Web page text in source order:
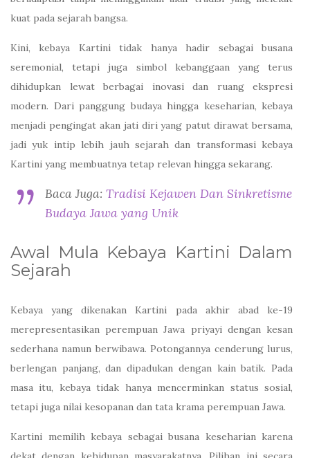
kuat pada sejarah bangsa.
Kini, kebaya Kartini tidak hanya hadir sebagai busana
seremonial, tetapi juga simbol kebanggaan yang terus
dihidupkan lewat berbagai inovasi dan ruang ekspresi
modern. Dari panggung budaya hingga keseharian, kebaya
menjadi pengingat akan jati diri yang patut dirawat bersama,
jadi yuk intip lebih jauh sejarah dan transformasi kebaya
Kartini yang membuatnya tetap relevan hingga sekarang.
Baca Juga: Tradisi Kejawen Dan Sinkretisme
Budaya Jawa yang Unik
Awal Mula Kebaya Kartini Dalam
Sejarah
Kebaya yang dikenakan Kartini pada akhir abad ke-19
merepresentasikan perempuan Jawa priyayi dengan kesan
sederhana namun berwibawa. Potongannya cenderung lurus,
berlengan panjang, dan dipadukan dengan kain batik. Pada
masa itu, kebaya tidak hanya mencerminkan status sosial,
tetapi juga nilai kesopanan dan tata krama perempuan Jawa.
Kartini memilih kebaya sebagai busana keseharian karena